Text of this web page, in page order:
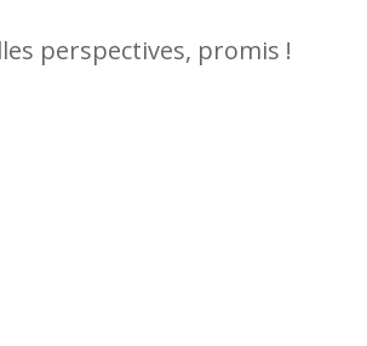
perspectives, promis !